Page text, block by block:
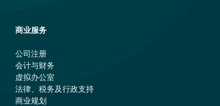
商业服务
公司注册
会计与财务
虚拟办公室
法律、税务及行政支持
商业规划